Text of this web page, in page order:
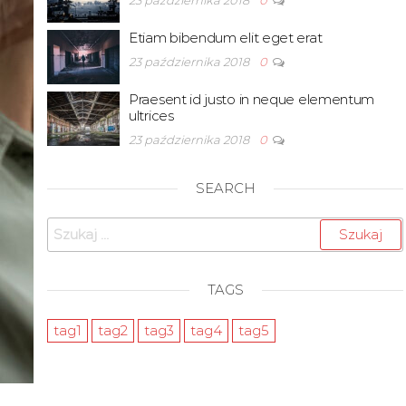
Etiam bibendum elit eget erat
23 października 2018 0
Praesent id justo in neque elementum
ultrices
23 października 2018 0
SEARCH
Szukaj:
TAGS
tag1 tag2 tag3 tag4 tag5